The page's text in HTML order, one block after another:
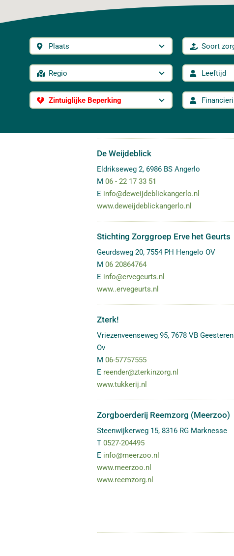
De Weijdeblick
Eldrikseweg 2, 6986 BS Angerlo
M 06 - 22 17 33 51
E info@deweijdeblickangerlo.nl
www.deweijdeblickangerlo.nl
Stichting Zorggroep Erve het Geurts
Geurdsweg 20, 7554 PH Hengelo OV
M 06 20864764
E info@ervegeurts.nl
www..ervegeurts.nl
Zterk!
Vriezenveenseweg 95, 7678 VB Geesteren
Ov
M 06-57757555
E reender@zterkinzorg.nl
www.tukkerij.nl
Zorgboerderij Reemzorg (Meerzoo)
Steenwijkerweg 15, 8316 RG Marknesse
T 0527-204495
E info@meerzoo.nl
www.meerzoo.nl
www.reemzorg.nl